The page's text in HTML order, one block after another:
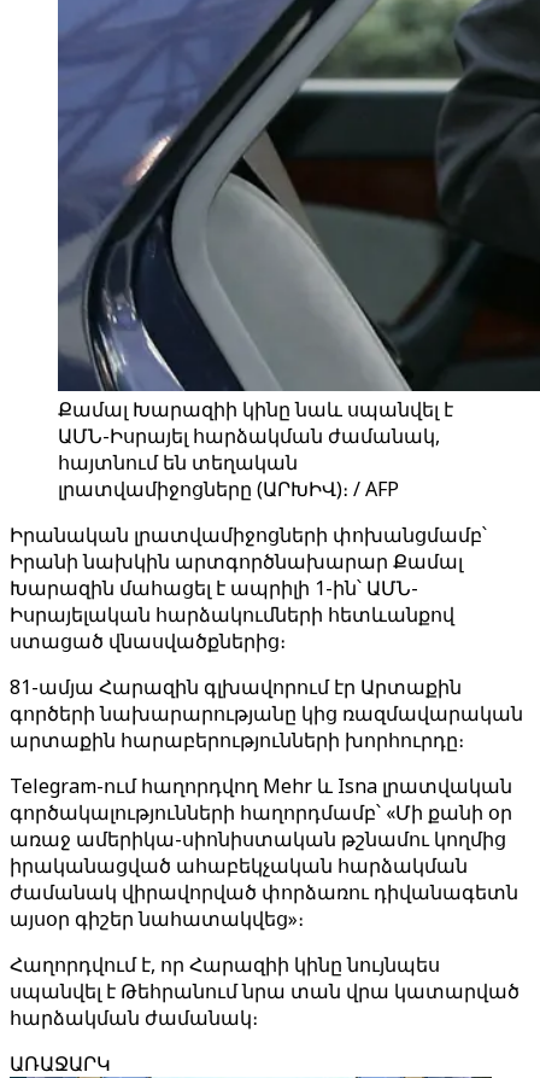
Քամալ Խարազիի կինը նաև սպանվել է
ԱՄՆ-Իսրայել հարձակման ժամանակ,
հայտնում են տեղական
լրատվամիջոցները (ԱՐԽԻՎ)։ / AFP
Իրանական լրատվամիջոցների փոխանցմամբ՝
Իրանի նախկին արտգործնախարար Քամալ
Խարազին մահացել է ապրիլի 1-ին՝ ԱՄՆ-
Իսրայելական հարձակումների հետևանքով
ստացած վնասվածքներից։
81-ամյա Հարազին գլխավորում էր Արտաքին
գործերի նախարարությանը կից ռազմավարական
արտաքին հարաբերությունների խորհուրդը։
Telegram-ում հաղորդվող Mehr և Isna լրատվական
գործակալությունների հաղորդմամբ՝ «Մի քանի օր
առաջ ամերիկա-սիոնիստական ​​թշնամու կողմից
իրականացված ահաբեկչական հարձակման
ժամանակ վիրավորված փորձառու դիվանագետն
այսօր գիշեր նահատակվեց»։
Հաղորդվում է, որ Հարազիի կինը նույնպես
սպանվել է Թեհրանում նրա տան վրա կատարված
հարձակման ժամանակ։
ԱՌԱՋԱՐԿ